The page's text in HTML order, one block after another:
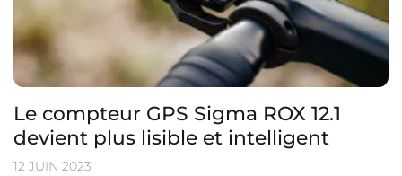
Le compteur GPS Sigma ROX 12.1
devient plus lisible et intelligent
12 JUIN 2023